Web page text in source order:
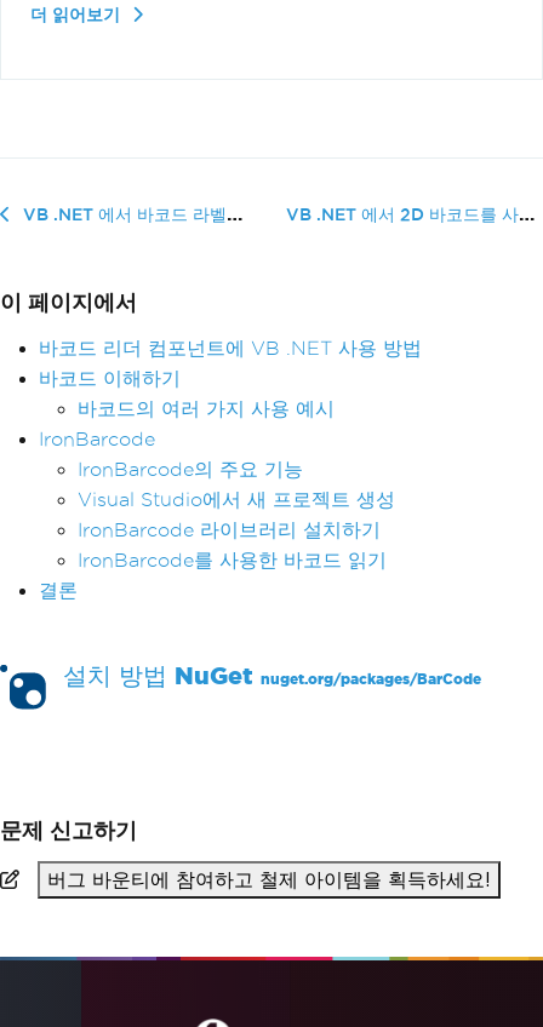
더 읽어보기
VB .NET 에서 바코드 라벨을 인쇄하는 방법 VB .NET 에서 2D 바코드를 사�...
이 페이지에서
바코드 리더 컴포넌트에 VB .NET 사용 방법
바코드 이해하기
바코드의 여러 가지 사용 예시
IronBarcode
IronBarcode의 주요 기능
Visual Studio에서 새 프로젝트 생성
IronBarcode 라이브러리 설치하기
IronBarcode를 사용한 바코드 읽기
결론
설치 방법 NuGet nuget.org/packages/BarCode
문제 신고하기
버그 바운티에 참여하고 철제 아이템을 획득하세요!